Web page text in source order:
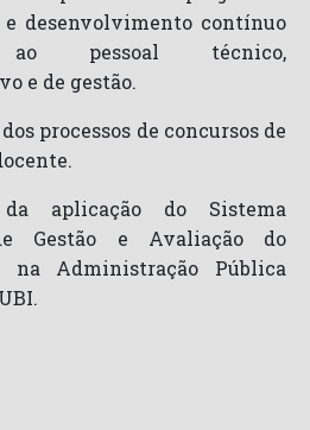
e desenvolvimento contínuo
ao pessoal técnico,
e de gestão.
processos de concursos de
da aplicação do Sistema
Gestão e Avaliação do
na Administração Pública